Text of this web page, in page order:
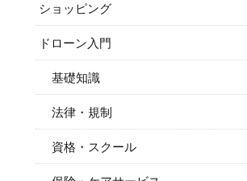
ショッピング
ドローン入門
基礎知識
法律・規制
資格・スクール